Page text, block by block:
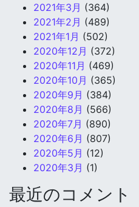
2021年3月 (364)
2021年2月 (489)
2021年1月 (502)
2020年12月 (372)
2020年11月 (469)
2020年10月 (365)
2020年9月 (384)
2020年8月 (566)
2020年7月 (890)
2020年6月 (807)
2020年5月 (12)
2020年3月 (1)
最近のコメント